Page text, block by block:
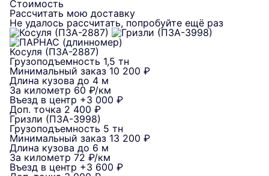
Стоимость
Рассчитать мою доставку
Не удалось рассчитать, попробуйте ещё раз
Косуля (ПЗА-2887)
Грузоподъемность 1,5 тн
Минимальный заказ 10 200 ₽
Длина кузова до 4 м
За километр 60 ₽/км
Въезд в центр +3 000 ₽
Доп. точка 2 400 ₽
Гризли (ПЗА-3998)
Грузоподъемность 5 тн
Минимальный заказ 13 200 ₽
Длина кузова до 6 м
За километр 72 ₽/км
Въезд в центр +3 600 ₽